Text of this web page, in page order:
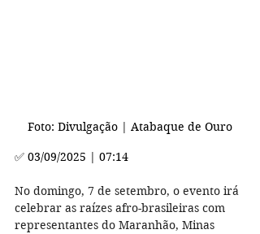
Foto: Divulgação | Atabaque de Ouro
✅ 03/09/2025 | 07:14
No domingo, 7 de setembro, o evento irá
celebrar as raízes afro-brasileiras com
representantes do Maranhão, Minas